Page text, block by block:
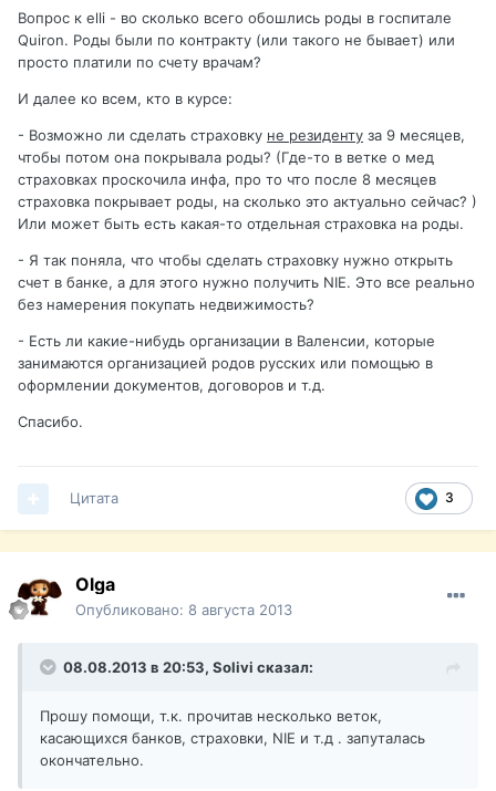
Вопрос к elli - во сколько всего обошлись роды в госпитале
Quiron. Роды были по контракту (или такого не бывает) или
просто платили по счету врачам?
И далее ко всем, кто в курсе:
- Возможно ли сделать страховку не резиденту за 9 месяцев,
чтобы потом она покрывала роды? (Где-то в ветке о мед
страховках проскочила инфа, про то что после 8 месяцев
страховка покрывает роды, на сколько это актуально сейчас? )
Или может быть есть какая-то отдельная страховка на роды.
- Я так поняла, что чтобы сделать страховку нужно открыть
счет в банке, а для этого нужно получить NIE. Это все реально
без намерения покупать недвижимость?
- Есть ли какие-нибудь организации в Валенсии, которые
занимаются организацией родов русских или помощью в
оформлении документов, договоров и т.д.
Спасибо.
3
Цитата
Olga
Опубликовано: 8 августа 2013
08.08.2013 в 20:53, Solivi сказал:
Прошу помощи, т.к. прочитав несколько веток,
касающихся банков, страховки, NIE и т.д . запуталась
окончательно.